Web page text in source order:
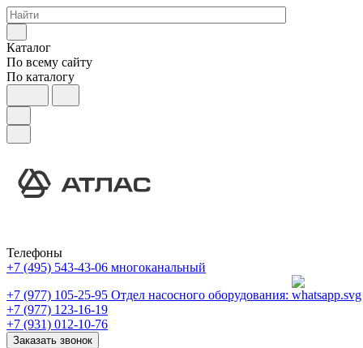
Каталог
По всему сайту
По каталогу
Телефоны
+7 (495) 543-43-06 многоканальный
+7 (977) 105-25-95 Отдел насосного оборудования:
+7 (977) 123-16-19
+7 (931) 012-10-76
Заказать звонок